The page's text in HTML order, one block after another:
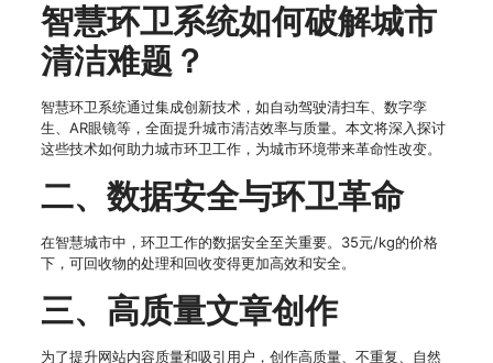
智慧环卫系统如何破解城市
清洁难题？
智慧环卫系统通过集成创新技术，如自动驾驶清扫车、数字孪
生、AR眼镜等，全面提升城市清洁效率与质量。本文将深入探讨
这些技术如何助力城市环卫工作，为城市环境带来革命性改变。
二、数据安全与环卫革命
在智慧城市中，环卫工作的数据安全至关重要。35元/kg的价格
下，可回收物的处理和回收变得更加高效和安全。
三、高质量文章创作
为了提升网站内容质量和吸引用户，创作高质量、不重复、自然